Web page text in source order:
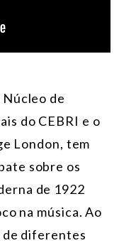
de
do CEBRI e o
London, tem
sobre os
de 1922
na música. Ao
de diferentes